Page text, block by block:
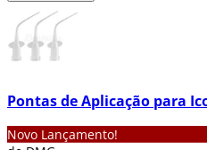
Pontas de Aplicação para
Novo Lançamento!